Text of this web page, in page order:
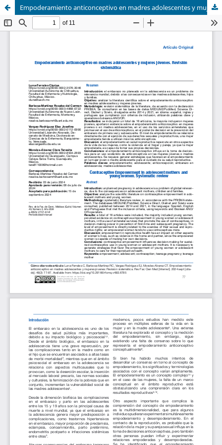
Empoderamiento anticonceptivo en madres adolescentes y mujeres jóvenes. Revisión sistemática